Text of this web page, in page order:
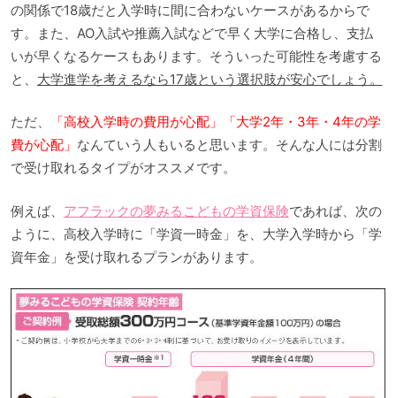
の関係で18歳だと入学時に間に合わないケースがあるからで
す。また、AO入試や推薦入試などで早く大学に合格し、支払
いが早くなるケースもあります。そういった可能性を考慮する
と、 大学進学を考えるなら17歳という選択肢が安心でしょう。
ただ、
「高校入学時の費用が心配」「大学2年・3年・4年の学
費が心配」 なんていう人もいると思います。そんな人には分割
で受け取れるタイプがオススメです。
例えば、 アフラックの夢みるこどもの学資保険であれば、次の
ように、高校入学時に「学資一時金」を、大学入学時から「学
資年金」を受け取れるプランがあります。